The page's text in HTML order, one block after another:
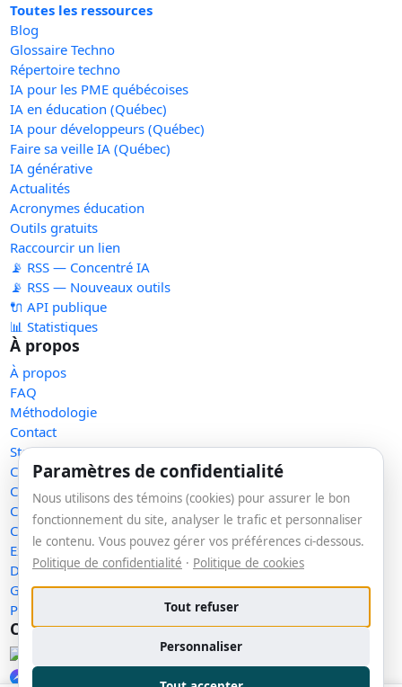
Toutes les ressources
Blog
Glossaire Techno
Répertoire techno
IA pour les PME québécoises
IA en éducation (Québec)
IA pour développeurs (Québec)
Faire sa veille IA (Québec)
IA générative
Actualités
Acronymes éducation
Outils gratuits
Raccourcir un lien
📡 RSS — Concentré IA
📡 RSS — Nouveaux outils
🔌 API publique
📊 Statistiques
À propos
À propos
FAQ
Méthodologie
Contact
Statut des services
Confidentialité
Conditions d'utilisation
Conditions de vente
Cookies
Exercer mes droits
Demande de retrait
Gérer les témoins
Plan du site
Communauté
Messenger
Paramètres de confidentialité
Nous utilisons des témoins (cookies) pour assurer le bon
fonctionnement du site, analyser le trafic et personnaliser
le contenu. Vous pouvez gérer vos préférences ci-dessous.
Politique de confidentialité · Politique de cookies
Tout refuser
Personnaliser